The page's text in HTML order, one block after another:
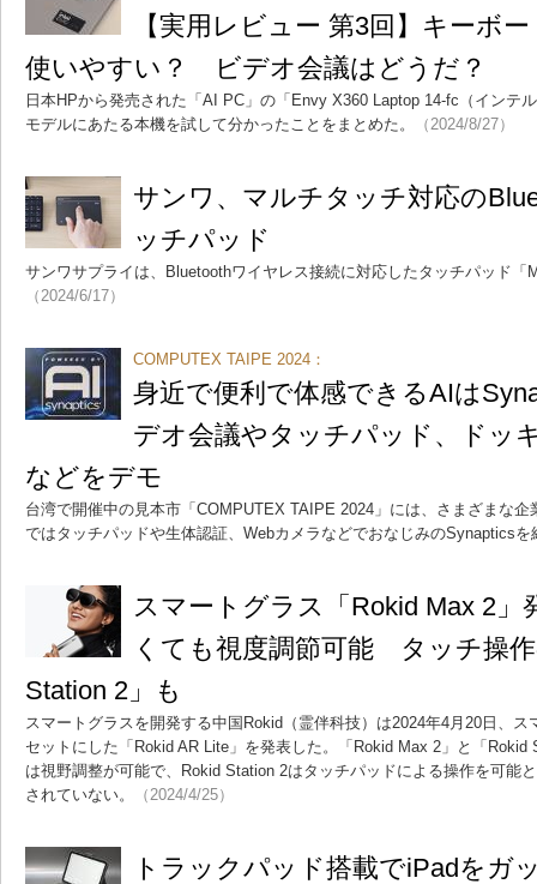
【実用レビュー 第3回】キーボ
使いやすい？ ビデオ会議はどうだ？
日本HPから発売された「AI PC」の「Envy X360 Laptop 14-fc（インテ
モデルにあたる本機を試して分かったことをまとめた。
（2024/8/27）
サンワ、マルチタッチ対応の
ッチパッド
サンワサプライは、Bluetoothワイヤレス接続に対応したタッチパッド「
（2024/6/17）
COMPUTEX TAIPE 2024：
身近で便利で体感できるAIは
デオ会議やタッチパッド、ドッ
などをデモ
台湾で開催中の見本市「COMPUTEX TAIPE 2024」には、さまざまな
ではタッチパッドや生体認証、WebカメラなどでおなじみのSynapticsを
スマートグラス「Rokid Max 2
くても視度調節可能 タッチ操
Station 2」も
スマートグラスを開発する中国Rokid（霊伴科技）は2024年4月20日、
セットにした「Rokid AR Lite」を発表した。「Rokid Max 2」と「
は視野調整が可能で、Rokid Station 2はタッチパッドによる操作を可能
されていない。
（2024/4/25）
トラックパッド搭載でiPadを